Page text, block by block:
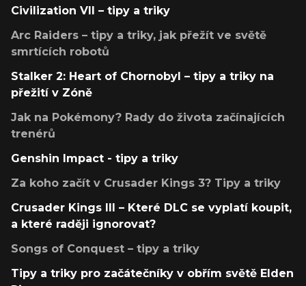
Civilization VII – tipy a triky
Arc Raiders – tipy a triky, jak přežít ve světě
smrtících robotů
Stalker 2: Heart of Chornobyl – tipy a triky na
přežití v Zóně
Jak na Pokémony? Rady do života začínajících
trenérů
Genshin Impact - tipy a triky
Za koho začít v Crusader Kings 3? Tipy a triky
Crusader Kings III – Které DLC se vyplatí koupit,
a které raději ignorovat?
Songs of Conquest – tipy a triky
Tipy a triky pro začátečníky v obřím světě Elden